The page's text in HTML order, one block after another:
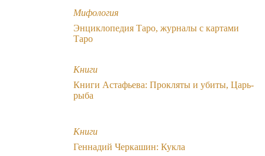
Мифология
Энциклопедия Таро, журналы с картами
Таро
Книги
Книги Астафьева: Прокляты и убиты, Царь-
рыба
Книги
Геннадий Черкашин: Кукла